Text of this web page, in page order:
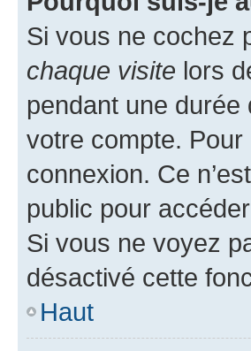
Si vous ne cochez
chaque visite lors
pendant une durée
votre compte.
connexion. Ce
public pour
Si vous ne voyez
désactivé cette
Haut